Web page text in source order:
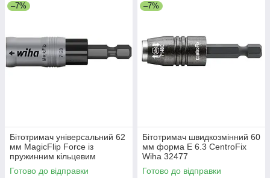
–7%
Бітотримач універсальний 62
мм MagicFlip Force із
пружинним кільцевим
магнітом форма E 6.3 Wiha
36800
Готово до відправки
–7%
Бітотримач швидкозмінний 60
мм форма E 6.3 CentroFix
Wiha 32477
Готово до відправки